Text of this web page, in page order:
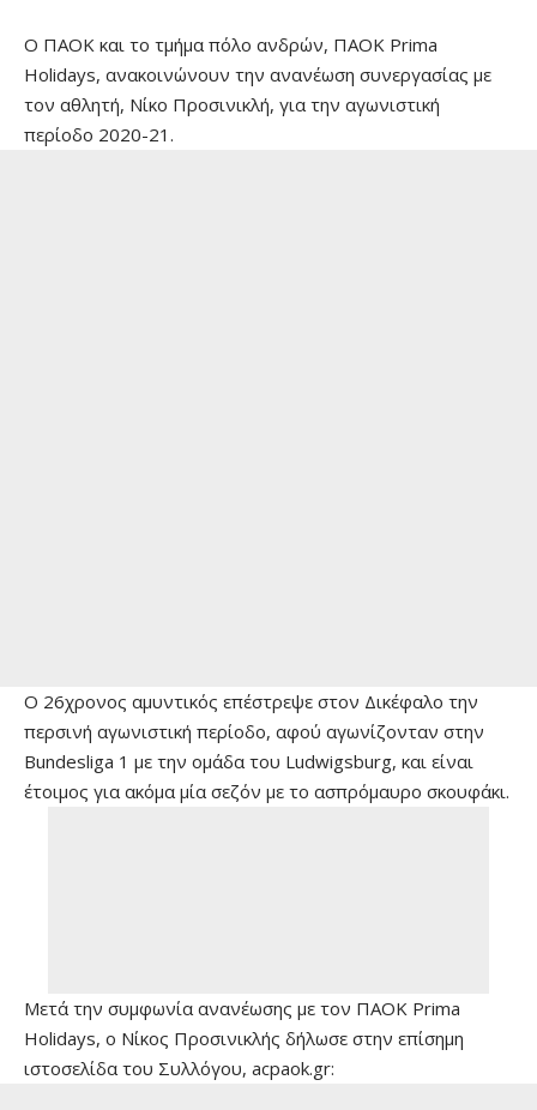
Ο ΠΑΟΚ και το τμήμα πόλο ανδρών, ΠΑΟΚ Prima
Holidays, ανακοινώνουν την ανανέωση συνεργασίας με
τον αθλητή, Νίκο Προσινικλή, για την αγωνιστική
περίοδο 2020-21.
Ο 26χρονος αμυντικός επέστρεψε στον Δικέφαλο την
περσινή αγωνιστική περίοδο, αφού αγωνίζονταν στην
Bundesliga 1 με την ομάδα του Ludwigsburg, και είναι
έτοιμος για ακόμα μία σεζόν με το ασπρόμαυρο σκουφάκι.
Μετά την συμφωνία ανανέωσης με τον ΠΑΟΚ Prima
Holidays, ο Νίκος Προσινικλής δήλωσε στην επίσημη
ιστοσελίδα του Συλλόγου, acpaok.gr: